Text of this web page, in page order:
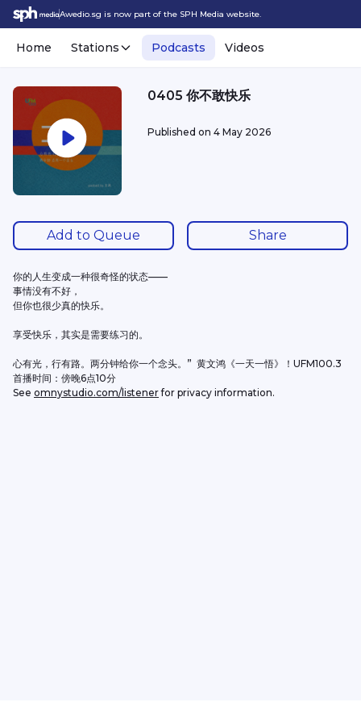
Awedio.sg is now part of the SPH Media website.
Home Stations Podcasts Videos
0405 你不敢快乐
Published on 4 May 2026
Add to Queue Share
你的人生变成一种很奇怪的状态——
事情没有不好，
但你也很少真的快乐。
享受快乐，其实是需要练习的。
心有光，行有路。两分钟给你一个念头。”  黄文鸿《一天一悟》！UFM100.3
首播时间：傍晚6点10分
See omnystudio.com/listener for privacy information.